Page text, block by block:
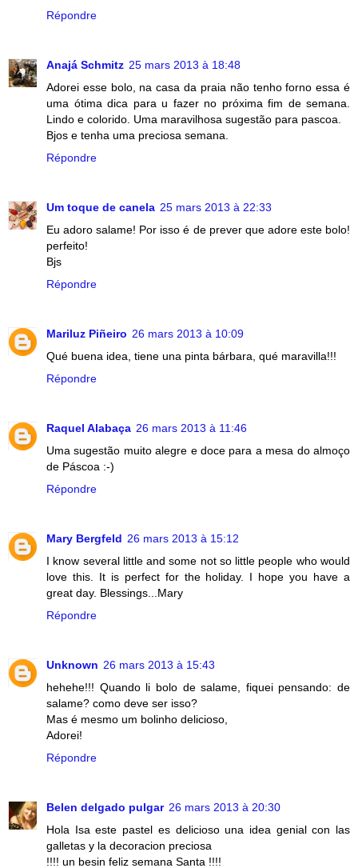
Répondre
Anajá Schmitz 25 mars 2013 à 18:48
Adorei esse bolo, na casa da praia não tenho forno essa é
uma ótima dica para u fazer no próxima fim de semana.
Lindo e colorido. Uma maravilhosa sugestão para pascoa.
Bjos e tenha uma preciosa semana.
Répondre
Um toque de canela 25 mars 2013 à 22:33
Eu adoro salame! Por isso é de prever que adore este bolo!
perfeito!
Bjs
Répondre
Mariluz Piñeiro 26 mars 2013 à 10:09
Qué buena idea, tiene una pinta bárbara, qué maravilla!!!
Répondre
Raquel Alabaça 26 mars 2013 à 11:46
Uma sugestão muito alegre e doce para a mesa do almoço
de Páscoa :-)
Répondre
Mary Bergfeld 26 mars 2013 à 15:12
I know several little and some not so little people who would
love this. It is perfect for the holiday. I hope you have a
great day. Blessings...Mary
Répondre
Unknown 26 mars 2013 à 15:43
hehehe!!! Quando li bolo de salame, fiquei pensando: de
salame? como deve ser isso?
Mas é mesmo um bolinho delicioso,
Adorei!
Répondre
Belen delgado pulgar 26 mars 2013 à 20:30
Hola Isa este pastel es delicioso una idea genial con las
galletas y la decoracion preciosa
!!!! un besin feliz semana Santa !!!!